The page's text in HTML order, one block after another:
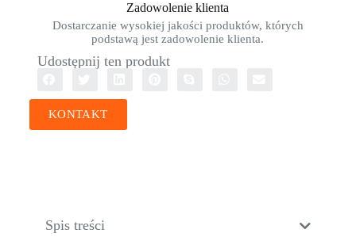
Zadowolenie klienta
Dostarczanie wysokiej jakości produktów, których
podstawą jest zadowolenie klienta.
Udostępnij ten produkt
KONTAKT
Spis treści